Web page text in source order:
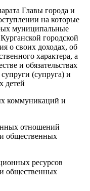
Главы города и
на которые
муниципальные
городской
о своих доходах, об
характера, а
и обязательствах
(супруга) и
детей
коммуникаций и
отношений
общественных
ресурсов
общественных